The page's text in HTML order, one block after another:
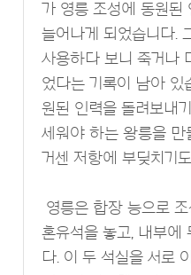
가 영릉 조성에 동원된
늘어나게 되었습니다.
사용하다 보니 죽거나
었다는 기록이 남아 있
원된 인력을 돌려보내
세워야 하는 왕릉을 만
거센 저항에 부딪치기
영릉은 합장 능으로
혼유석을 놓고, 내부에
다. 이 두 석실을 서로